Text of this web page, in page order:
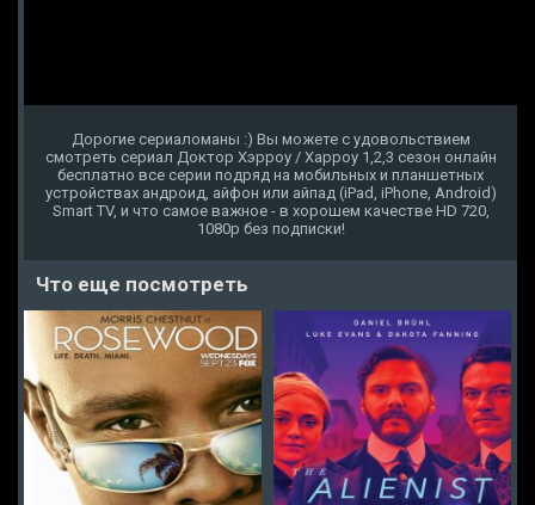
Дорогие сериаломаны :) Вы можете с удовольствием
смотреть сериал Доктор Хэрроу / Харроу 1,2,3 сезон онлайн
бесплатно все серии подряд на мобильных и планшетных
устройствах андроид, айфон или айпад (iPad, iPhone, Android)
Smart TV, и что самое важное - в хорошем качестве HD 720,
1080p без подписки!
Что еще посмотреть